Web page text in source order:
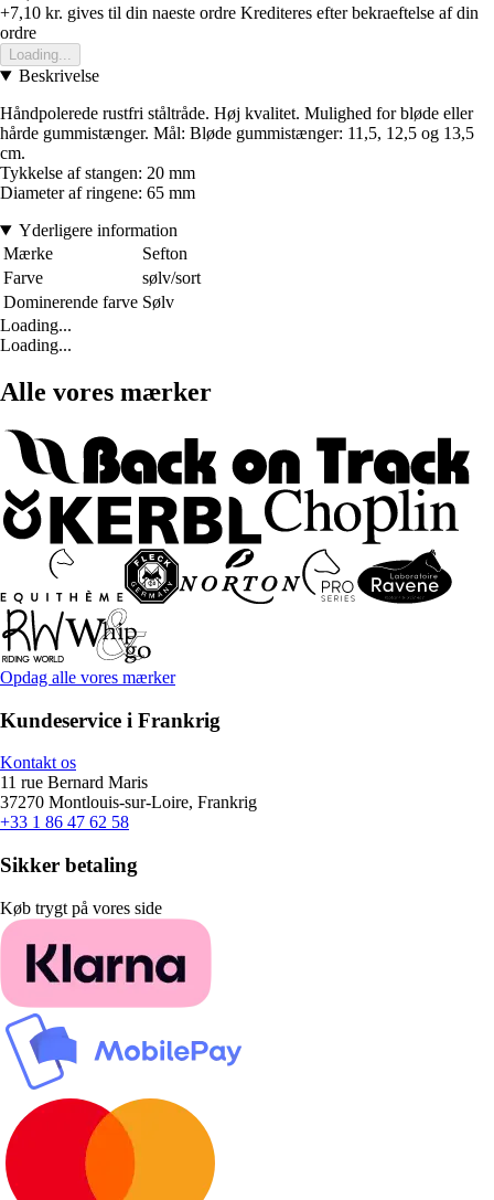
+7,10 kr. gives til din naeste ordre Krediteres efter bekraeftelse af din
ordre
Loading...
Beskrivelse
Håndpolerede rustfri ståltråde. Høj kvalitet. Mulighed for bløde eller
hårde gummistænger. Mål: Bløde gummistænger: 11,5, 12,5 og 13,5
cm.
Tykkelse af stangen: 20 mm
Diameter af ringene: 65 mm
Yderligere information
Mærke
Sefton
Farve
sølv/sort
Dominerende farve Sølv
Loading...
Loading...
Alle vores mærker
Opdag alle vores mærker
Kundeservice i Frankrig
Kontakt os
11 rue Bernard Maris
37270 Montlouis-sur-Loire, Frankrig
+33 1 86 47 62 58
Sikker betaling
Køb trygt på vores side